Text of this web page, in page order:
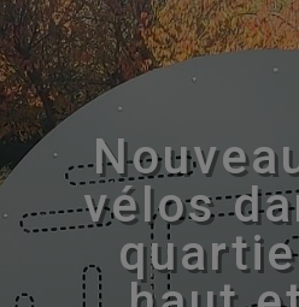
vélos